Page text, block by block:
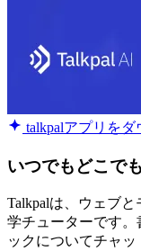
talkpalアプリをダ
いつでもどこで
Talkpalは、ウェブ
学チューターです
ックについてチャ